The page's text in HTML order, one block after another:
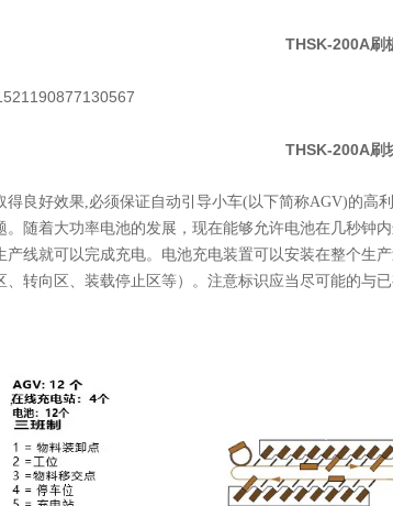
THSK-200A刷
THSK-200A刷
得良好效果,必须保证自动引导小车(以下简称AGV)的高
。随着大功率电池的发展，现在能够允许电池在几秒钟
产线就可以完成充电。电池充电装置可以安装在整个生
、转向区、装载停止区等）。注意标识应当尽可能的与已